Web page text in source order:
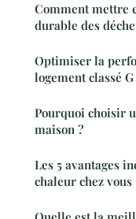
Comment mettre
durable des
Optimiser la
logement classé G
Pourquoi choisir
maison ?
Les 5 avantages
chaleur chez vous